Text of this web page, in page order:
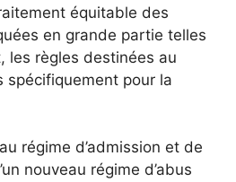
équitable des
en grande partie telles
les règles destinées au
spécifiquement pour la
régime d’admission et de
nouveau régime d’abus